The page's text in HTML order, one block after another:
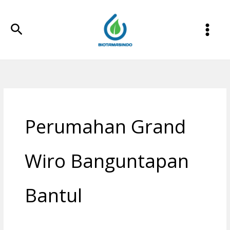
konten
Cari
Perumahan Grand
Wiro Banguntapan
Bantul